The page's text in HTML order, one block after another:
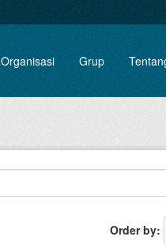
Organisasi Grup
Order by